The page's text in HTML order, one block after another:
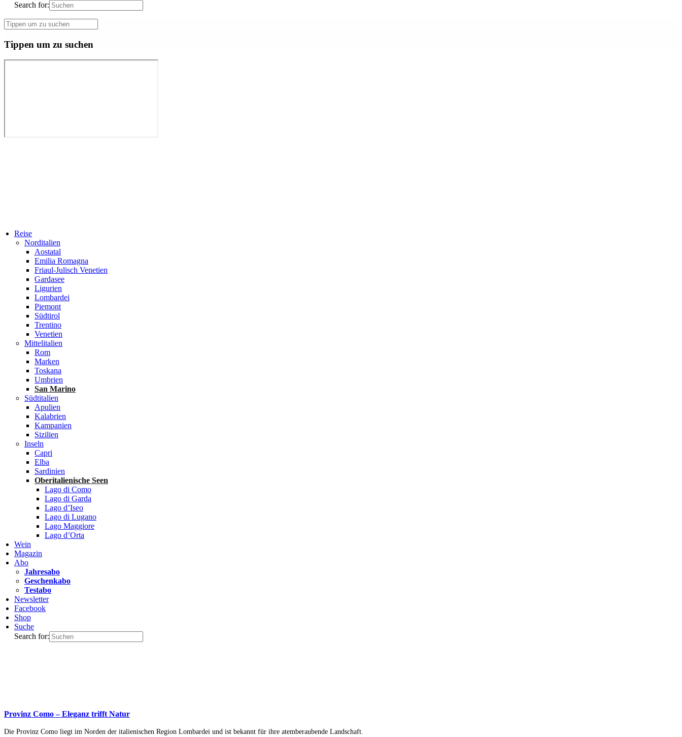
Search for:
Tippen um zu suchen
Reise
Norditalien
Aostatal
Emilia Romagna
Friaul-Julisch Venetien
Gardasee
Ligurien
Lombardei
Piemont
Südtirol
Trentino
Venetien
Mittelitalien
Rom
Marken
Toskana
Umbrien
San Marino
Südtitalien
Apulien
Kalabrien
Kampanien
Sizilien
Inseln
Capri
Elba
Sardinien
Oberitalienische Seen
Lago di Como
Lago di Garda
Lago d’Iseo
Lago di Lugano
Lago Maggiore
Lago d’Orta
Wein
Magazin
Abo
Jahresabo
Geschenkabo
Testabo
Newsletter
Facebook
Shop
Suche
Search for:
Provinz Como – Eleganz trifft Natur
Die Provinz Como liegt im Norden der italienischen Region Lombardei und ist bekannt für ihre atemberaubende Landschaft.